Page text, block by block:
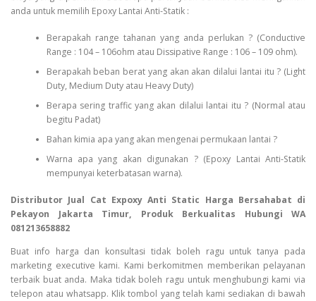
anda untuk memilih Epoxy Lantai Anti-Statik :
Berapakah range tahanan yang anda perlukan ? (Conductive
Range : 104 – 106ohm atau Dissipative Range : 106 – 109 ohm).
Berapakah beban berat yang akan akan dilalui lantai itu ? (Light
Duty, Medium Duty atau Heavy Duty)
Berapa sering traffic yang akan dilalui lantai itu ? (Normal atau
begitu Padat)
Bahan kimia apa yang akan mengenai permukaan lantai ?
Warna apa yang akan digunakan ? (Epoxy Lantai Anti-Statik
mempunyai keterbatasan warna).
Distributor Jual Cat Expoxy Anti Static Harga Bersahabat di
Pekayon Jakarta Timur, Produk Berkualitas Hubungi WA
081213658882
Buat info harga dan konsultasi tidak boleh ragu untuk tanya pada
marketing executive kami. Kami berkomitmen memberikan pelayanan
terbaik buat anda. Maka tidak boleh ragu untuk menghubungi kami via
telepon atau whatsapp. Klik tombol yang telah kami sediakan di bawah